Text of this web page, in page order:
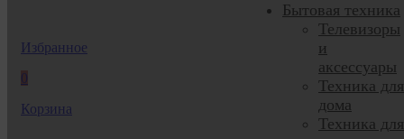
Бытовая техника
Телевизоры
и
аксессуары
Техника для
дома
Техника для
Избранное
0
Корзина